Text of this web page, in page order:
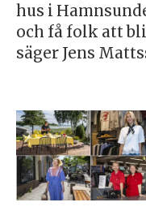
hus i
och få folk att
säger Jens